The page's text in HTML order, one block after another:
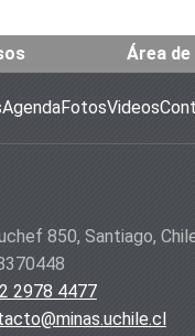
Área
AgendaFotosVideos
850, Santiago,
2978 4477